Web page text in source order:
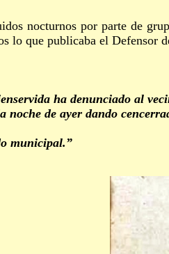
nocturnos por parte de
lo que publicaba el Defensor
ha denunciado al
de ayer dando
municipal.”